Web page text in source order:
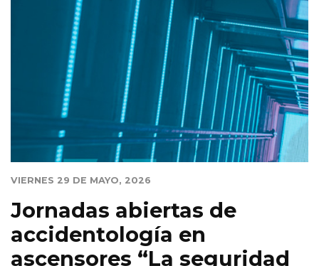
VIERNES 29 DE MAYO, 2026
Jornadas abiertas de
accidentología en
ascensores “La seguridad